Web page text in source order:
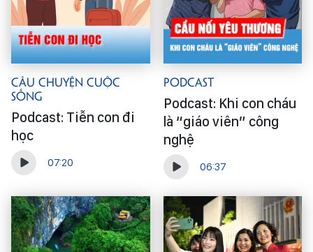
Câu Chuyện Cuộc
Sống
Podcast: Tiễn con đi
học
07:20
Podcast
Podcast: Khi con cháu
là “giáo viên” công
nghệ
06:37